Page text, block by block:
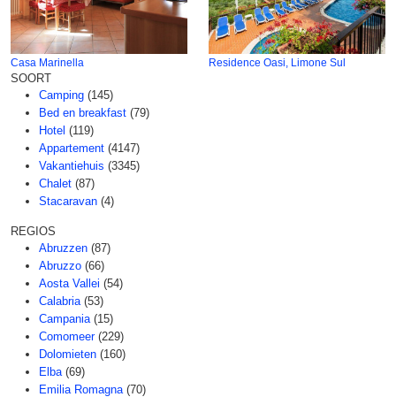
Casa Marinella Residence Oasi, Limone Sul
SOORT
Camping (145)
Bed en breakfast (79)
Hotel (119)
Appartement (4147)
Vakantiehuis (3345)
Chalet (87)
Stacaravan (4)
REGIOS
Abruzzen (87)
Abruzzo (66)
Aosta Vallei (54)
Calabria (53)
Campania (15)
Comomeer (229)
Dolomieten (160)
Elba (69)
Emilia Romagna (70)